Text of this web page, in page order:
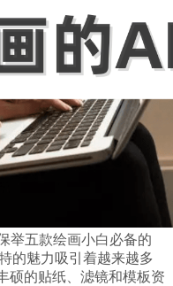
举五款绘画小白必备的
的魅力吸引着越来越多
硕的贴纸、滤镜和模板资